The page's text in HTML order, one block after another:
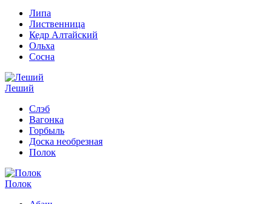
Липа
Лиственница
Кедр Алтайский
Ольха
Сосна
Леший
Слэб
Вагонка
Горбыль
Доска необрезная
Полок
Полок